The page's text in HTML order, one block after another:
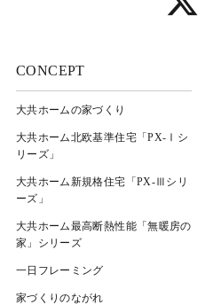
CONCEPT
大共ホームの家づくり
大共ホーム北欧基準住宅「PX-Ⅰシ
リーズ」
大共ホーム新規格住宅「PX-Ⅲシリ
ーズ」
大共ホーム最高断熱性能「無暖房の
家」シリーズ
一日フレーミング
家づくりのながれ